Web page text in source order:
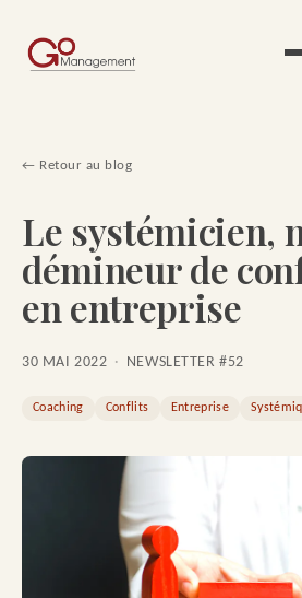
← Retour au blog
Le systémicien,
démineur de
en entreprise
30 MAI 2022 · NEWSLETTER #52
Coaching Conflits Entreprise